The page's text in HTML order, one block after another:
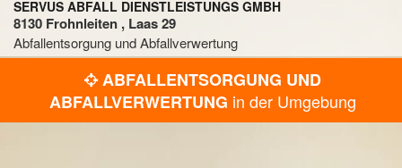
SERVUS ABFALL DIENSTLEISTUNGS GMBH
8130 Frohnleiten , Laas 29
Abfallentsorgung und Abfallverwertung
ABFALLENTSORGUNG UND
ABFALLVERWERTUNG in der Umgebung